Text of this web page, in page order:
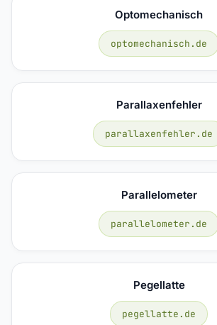
Optomechanisch
optomechanisch.de
Parallaxenfehler
parallaxenfehler.de
Parallelometer
parallelometer.de
Pegellatte
pegellatte.de